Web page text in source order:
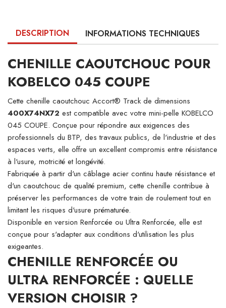
DESCRIPTION INFORMATIONS TECHNIQUES
CHENILLE CAOUTCHOUC POUR
KOBELCO 045 COUPE
Cette chenille caoutchouc Accort® Track de dimensions
400X74NX72 est compatible avec votre mini-pelle KOBELCO
045 COUPE. Conçue pour répondre aux exigences des
professionnels du BTP, des travaux publics, de l'industrie et des
espaces verts, elle offre un excellent compromis entre résistance
à l'usure, motricité et longévité.
Fabriquée à partir d'un câblage acier continu haute résistance et
d'un caoutchouc de qualité premium, cette chenille contribue à
préserver les performances de votre train de roulement tout en
limitant les risques d'usure prématurée.
Disponible en version Renforcée ou Ultra Renforcée, elle est
conçue pour s'adapter aux conditions d'utilisation les plus
exigeantes.
CHENILLE RENFORCÉE OU
ULTRA RENFORCÉE : QUELLE
VERSION CHOISIR ?